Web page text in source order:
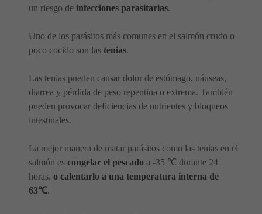
un riesgo de infecciones parasitarias.
Uno de los parásitos más comunes en el salmón crudo o
poco cocido son las tenias.
Las tenias pueden causar dolor de estómago, náuseas,
diarrea y pérdida de peso repentina o extrema. También
pueden provocar deficiencias de nutrientes y bloqueos
intestinales.
La mejor manera de matar parásitos como las tenias en el
salmón es congelar el pescado a -35 ℃ durante 24
horas, o calentarlo a una temperatura interna de
63℃.